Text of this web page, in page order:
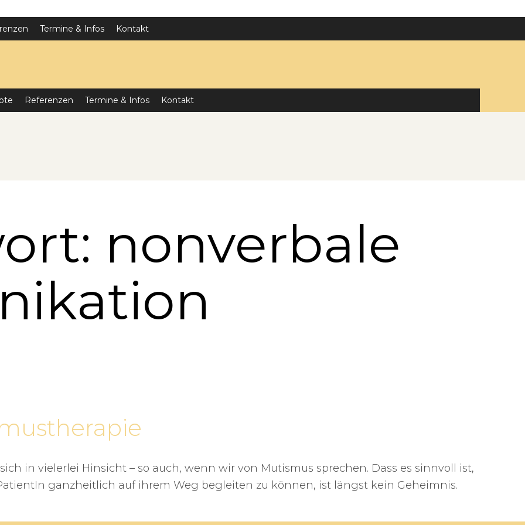
Termine & Infos Kontakt
Referenzen Termine & Infos Kontakt
nonverbale
in vielerlei Hinsicht – so auch, wenn wir von Mutismus sprechen. Dass es sinnvoll ist,
ganzheitlich auf ihrem Weg begleiten zu können, ist längst kein Geheimnis.